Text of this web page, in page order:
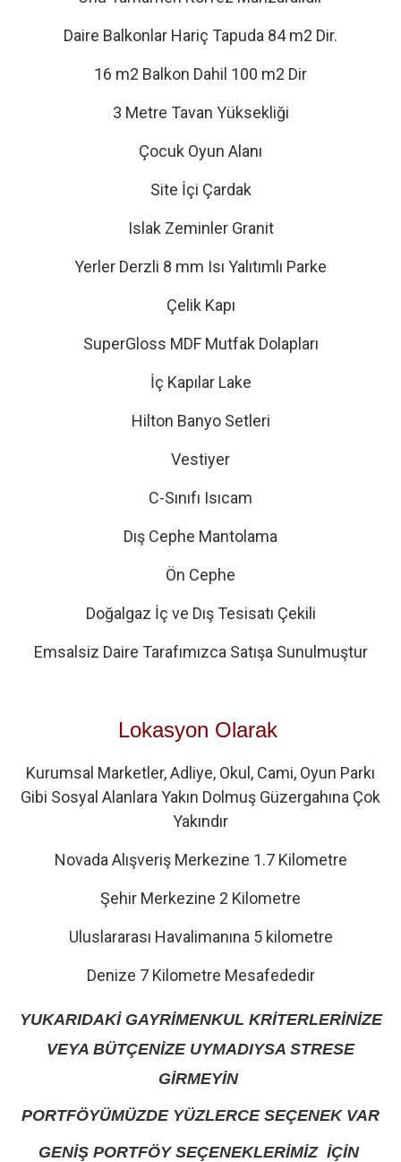
Daire Balkonlar Hariç Tapuda 84 m2 Dir.
16 m2 Balkon Dahil 100 m2 Dir
3 Metre Tavan Yüksekliği
Çocuk Oyun Alanı
Site İçi Çardak
Islak Zeminler Granit
Yerler Derzli 8 mm Isı Yalıtımlı Parke
Çelik Kapı
SuperGloss MDF Mutfak Dolapları
İç Kapılar Lake
Hilton Banyo Setleri
Vestiyer
C-Sınıfı Isıcam
Dış Cephe Mantolama
Ön Cephe
Doğalgaz İç ve Dış Tesisatı Çekili
Emsalsiz Daire Tarafımızca Satışa Sunulmuştur
Lokasyon Olarak
Kurumsal Marketler, Adliye, Okul, Cami, Oyun Parkı
Gibi Sosyal Alanlara Yakın Dolmuş Güzergahına Çok
Yakındır
Novada Alışveriş Merkezine 1.7 Kilometre
Şehir Merkezine 2 Kilometre
Uluslararası Havalimanına 5 kilometre
Denize 7 Kilometre Mesafededir
YUKARIDAKİ GAYRİMENKUL KRİTERLERİNİZE
VEYA BÜTÇENİZE UYMADIYSA STRESE
GİRMEYİN
PORTFÖYÜMÜZDE YÜZLERCE SEÇENEK VAR
GENİŞ PORTFÖY SEÇENEKLERİMİZ İÇİN